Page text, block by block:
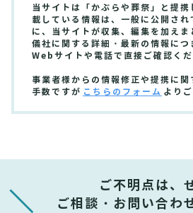
当サイトは「かぶらや葬祭」と提携
載している情報は、一般に公開され
に、当サイトが収集、編集を加え
儀社に関する詳細・最新の情報につ
Webサイトや電話で直接ご確認くだ
事業者様からの情報修正や提携に
手数ですが こちらのフォーム より
ご不明点は、
ご相談・お問い合わ